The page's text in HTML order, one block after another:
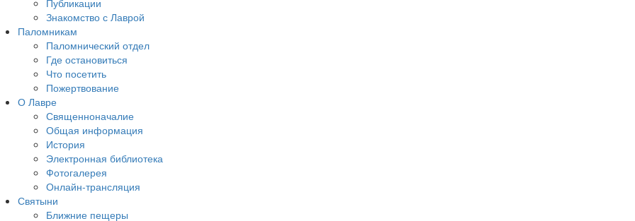
Публикации
Знакомство с Лаврой
Паломникам
Паломнический отдел
Где остановиться
Что посетить
Пожертвование
О Лавре
Священноначалие
Общая информация
История
Электронная библиотека
Фотогалерея
Онлайн-трансляция
Святыни
Ближние пещеры